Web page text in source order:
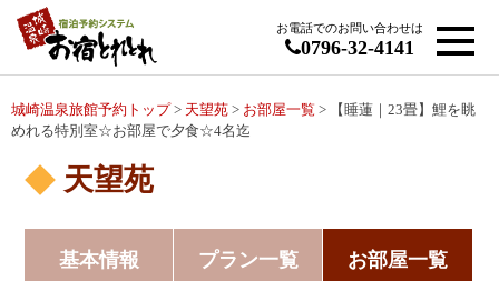
お電話でのお問い合わせは
0796-32-4141
城崎温泉旅館予約トップ > 天望苑 > お部屋一覧 > 【睡蓮｜23畳】鯉を眺
めれる特別室☆お部屋で夕食☆4名迄
天望苑
基本情報 プラン一覧 お部屋一覧